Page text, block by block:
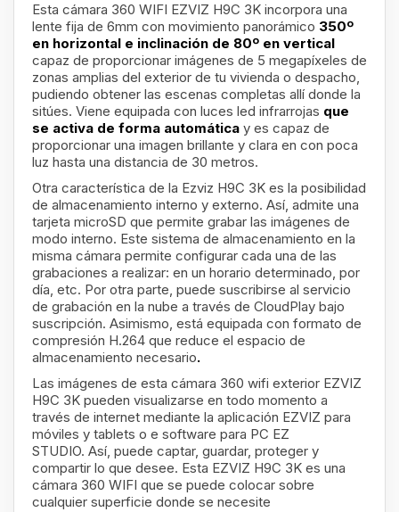
Esta cámara 360 WIFI EZVIZ H9C 3K incorpora una
lente fija de 6mm con movimiento panorámico 350º
en horizontal e inclinación de 80º en vertical
capaz de proporcionar imágenes de 5 megapíxeles de
zonas amplias del exterior de tu vivienda o despacho,
pudiendo obtener las escenas completas allí donde la
sitúes. Viene equipada con luces led infrarrojas que
se activa de forma automática y es capaz de
proporcionar una imagen brillante y clara en con poca
luz hasta una distancia de 30 metros.
Otra característica de la Ezviz H9C 3K es la posibilidad
de almacenamiento interno y externo. Así, admite una
tarjeta microSD que permite grabar las imágenes de
modo interno. Este sistema de almacenamiento en la
misma cámara permite configurar cada una de las
grabaciones a realizar: en un horario determinado, por
día, etc. Por otra parte, puede suscribirse al servicio
de grabación en la nube a través de CloudPlay bajo
suscripción. Asimismo, está equipada con formato de
compresión H.264 que reduce el espacio de
almacenamiento necesario.
Las imágenes de esta cámara 360 wifi exterior EZVIZ
H9C 3K pueden visualizarse en todo momento a
través de internet mediante la aplicación EZVIZ para
móviles y tablets o e software para PC EZ
STUDIO. Así, puede captar, guardar, proteger y
compartir lo que desee. Esta EZVIZ H9C 3K es una
cámara 360 WIFI que se puede colocar sobre
cualquier superficie donde se necesite